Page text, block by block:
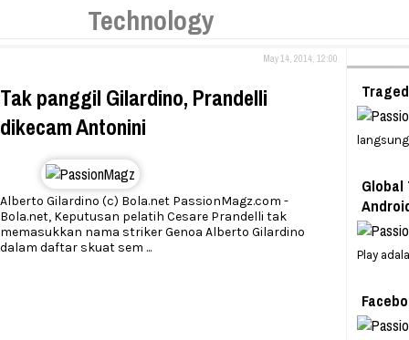
Technology
May 14, 2014, 12:00
Tak panggil Gilardino, Prandelli
dikecam Antonini
Alberto Gilardino (c) Bola.net PassionMagz.com -
Bola.net, Keputusan pelatih Cesare Prandelli tak
memasukkan nama striker Genoa Alberto Gilardino
dalam daftar skuat sem ...
Global
Play